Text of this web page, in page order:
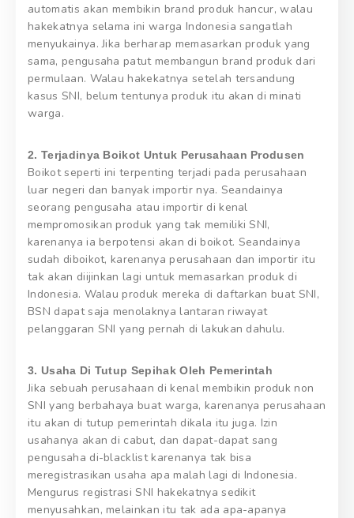
automatis akan membikin brand produk hancur, walau
hakekatnya selama ini warga Indonesia sangatlah
menyukainya. Jika berharap memasarkan produk yang
sama, pengusaha patut membangun brand produk dari
permulaan. Walau hakekatnya setelah tersandung
kasus SNI, belum tentunya produk itu akan di minati
warga.
2. Terjadinya Boikot Untuk Perusahaan Produsen
Boikot seperti ini terpenting terjadi pada perusahaan
luar negeri dan banyak importir nya. Seandainya
seorang pengusaha atau importir di kenal
mempromosikan produk yang tak memiliki SNI,
karenanya ia berpotensi akan di boikot. Seandainya
sudah diboikot, karenanya perusahaan dan importir itu
tak akan diijinkan lagi untuk memasarkan produk di
Indonesia. Walau produk mereka di daftarkan buat SNI,
BSN dapat saja menolaknya lantaran riwayat
pelanggaran SNI yang pernah di lakukan dahulu.
3. Usaha Di Tutup Sepihak Oleh Pemerintah
Jika sebuah perusahaan di kenal membikin produk non
SNI yang berbahaya buat warga, karenanya perusahaan
itu akan di tutup pemerintah dikala itu juga. Izin
usahanya akan di cabut, dan dapat-dapat sang
pengusaha di-blacklist karenanya tak bisa
meregistrasikan usaha apa malah lagi di Indonesia.
Mengurus registrasi SNI hakekatnya sedikit
menyusahkan, melainkan itu tak ada apa-apanya